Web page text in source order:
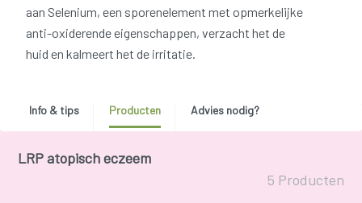
aan Selenium, een sporenelement met opmerkelijke
anti-oxiderende eigenschappen, verzacht het de
huid en kalmeert het de irritatie.
Info & tips Producten Advies nodig?
LRP atopisch eczeem
5 Producten